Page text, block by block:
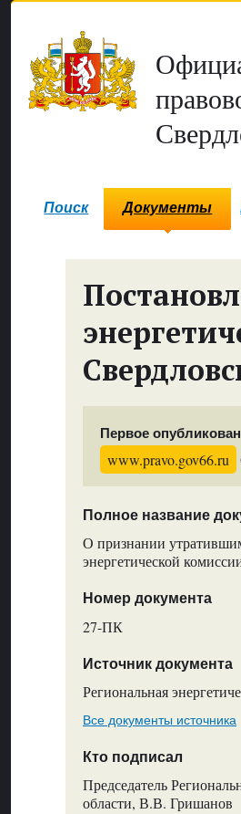
Поиск Документы
Первое
www.pravo.gov66.ru
Полное название
О признании
энергетической
Номер документа
27-ПК
Источник документа
Региональная
Все документы источника
Кто подписал
Председатель
области, В.В. Гришанов